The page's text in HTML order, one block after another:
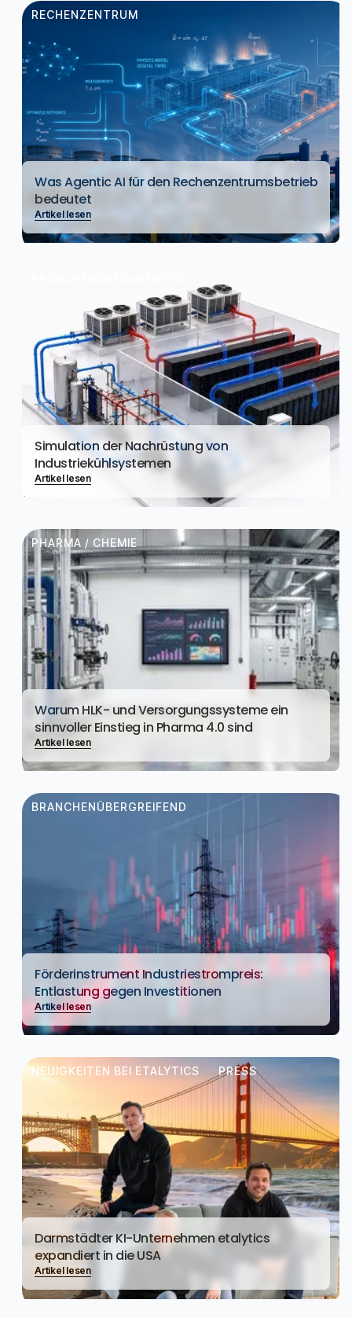
RECHENZENTRUM
Was Agentic AI für den Rechenzentrumsbetrieb
bedeutet
Artikel lesen
Simulation der Nachrüstung von
Industriekühlsystemen
Artikel lesen
PHARMA / CHEMIE
Warum HLK- und Versorgungssysteme ein
sinnvoller Einstieg in Pharma 4.0 sind
Artikel lesen
BRANCHENÜBERGREIFEND
Förderinstrument Industriestrompreis:
Entlastung gegen Investitionen
Artikel lesen
NEUIGKEITEN BEI ETALYTICS PRESS
Darmstädter KI-Unternehmen etalytics
expandiert in die USA
Artikel lesen